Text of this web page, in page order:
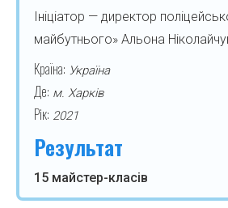
Ініціатор — директор
майбутнього» Альона
Країна: Україна
Де: м. Харків
Рік: 2021
Результат
15 майстер-класів